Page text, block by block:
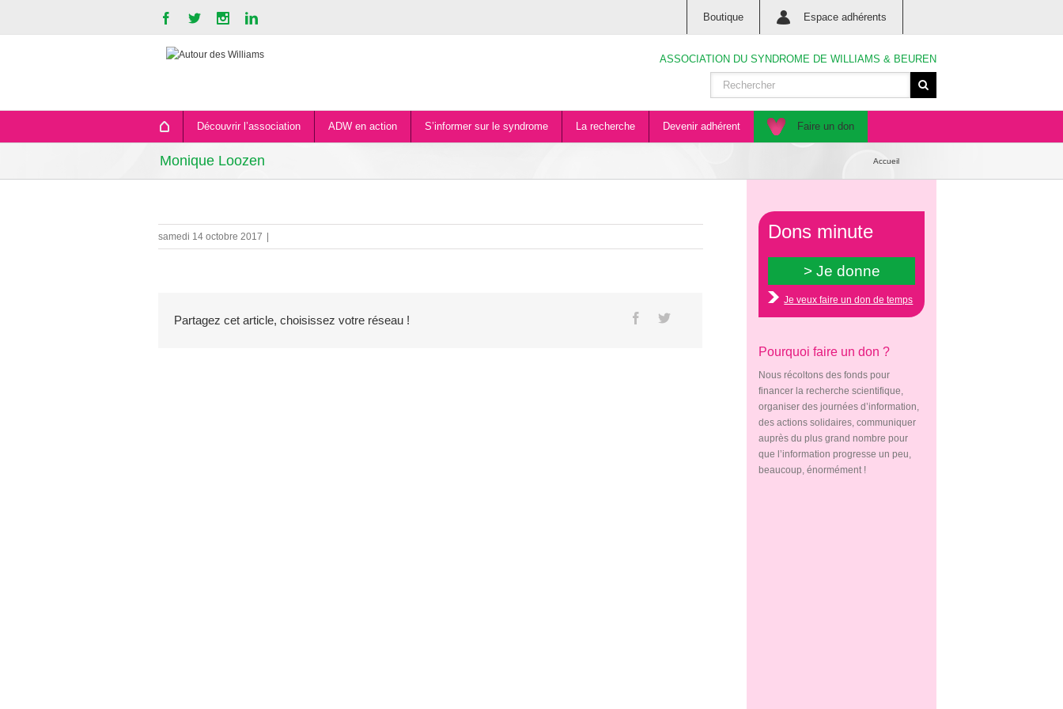
Boutique Espace adhérents
ASSOCIATION DU SYNDROME DE WILLIAMS & BEUREN
Découvrir l’association ADW en action S’informer sur le syndrome La recherche Devenir adhérent Faire un don
Monique Loozen Accueil
samedi 14 octobre 2017
Partagez cet article, choisissez votre réseau !
Dons minute
Je veux faire un don de temps
Pourquoi faire un don ?
Nous récoltons des fonds pour
financer la recherche scientifique,
organiser des journées d’information,
des actions solidaires, communiquer
auprès du plus grand nombre pour
que l’information progresse un peu,
beaucoup, énormément !